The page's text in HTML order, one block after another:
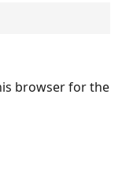
browser for the